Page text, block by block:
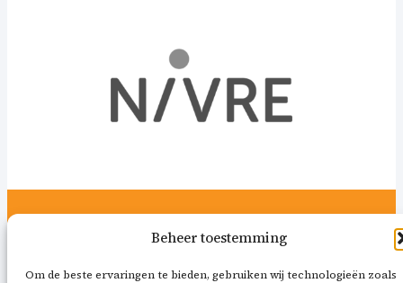
Beheer toestemming
Om de beste ervaringen te bieden, gebruiken wij technologieën zoals